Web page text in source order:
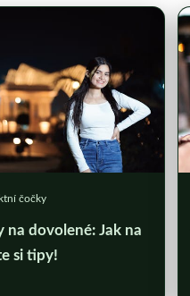
čočky
na dovolené: Jak na
si tipy!